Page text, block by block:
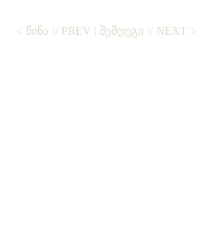
< ᲬᲘᲜᲐ // PREV | ᲨᲔᲛᲓᲔᲒᲘ // NEXT >